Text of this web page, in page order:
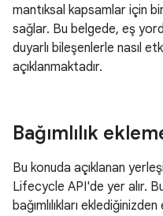
mantıksal kapsamlar için
sağlar. Bu belgede, eş
duyarlı bileşenlerle nasıl
açıklanmaktadır.
Bağımlılık
Bu konuda açıklanan
Lifecycle API'de yer alır.
bağımlılıkları